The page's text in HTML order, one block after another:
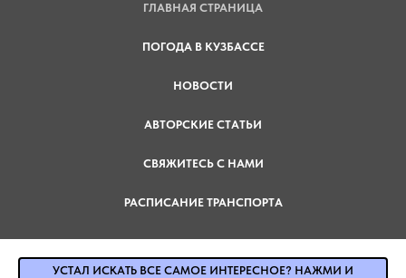
ГЛАВНАЯ СТРАНИЦА
ПОГОДА В КУЗБАССЕ
НОВОСТИ
АВТОРСКИЕ СТАТЬИ
СВЯЖИТЕСЬ С НАМИ
РАСПИСАНИЕ ТРАНСПОРТА
УСТАЛ ИСКАТЬ ВСЕ САМОЕ ИНТЕРЕСНОЕ? НАЖМИ И